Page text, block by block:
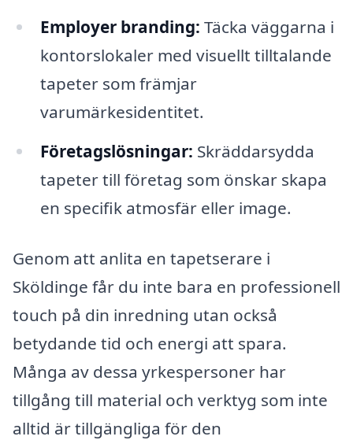
Employer branding: Täcka väggarna i
kontorslokaler med visuellt tilltalande
tapeter som främjar
varumärkesidentitet.
Företagslösningar: Skräddarsydda
tapeter till företag som önskar skapa
en specifik atmosfär eller image.
Genom att anlita en tapetserare i
Sköldinge får du inte bara en professionell
touch på din inredning utan också
betydande tid och energi att spara.
Många av dessa yrkespersoner har
tillgång till material och verktyg som inte
alltid är tillgängliga för den